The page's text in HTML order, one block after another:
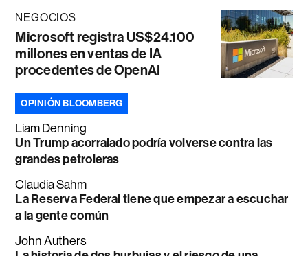
NEGOCIOS
Microsoft registra US$24.100
millones en ventas de IA
procedentes de OpenAI
OPINIÓN BLOOMBERG
Liam Denning
Un Trump acorralado podría volverse contra las
grandes petroleras
Claudia Sahm
La Reserva Federal tiene que empezar a escuchar
a la gente común
John Authers